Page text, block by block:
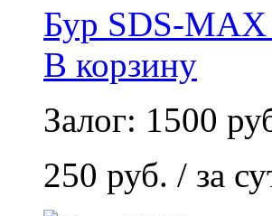
Бур SDS-MAX
В корзину
Залог: 1500
250 руб. / за